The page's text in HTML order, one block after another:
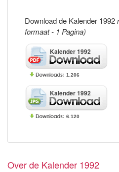
Download de Kalender 1992
formaat - 1 Pagina)
Kalender 1992
1.206
Kalender 1992
6.120
Over de Kalender 1992